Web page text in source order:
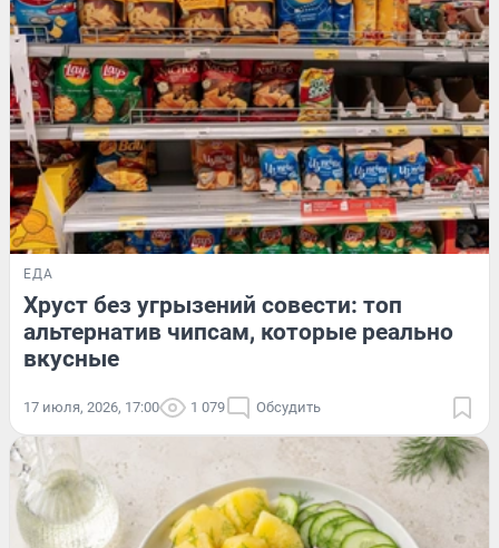
ЕДА
Хруст без угрызений совести: топ
альтернатив чипсам, которые реально
вкусные
17 июля, 2026, 17:00 1 079 Обсудить